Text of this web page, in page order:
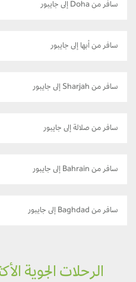
سافر من Doha إلى جايبور
سافر من أبها إلى جايبور
سافر من Sharjah إلى جايبور
سافر من صلالة إلى جايبور
سافر من Bahrain إلى جايبور
سافر من Baghdad إلى جايبور
الرحلات الجوية